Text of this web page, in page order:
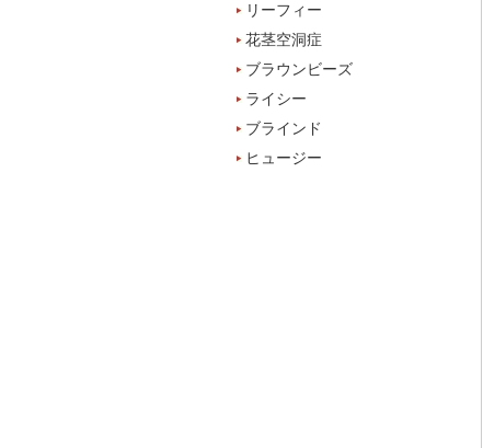
リーフィー
花茎空洞症
ブラウンビーズ
ライシー
ブラインド
ヒュージー